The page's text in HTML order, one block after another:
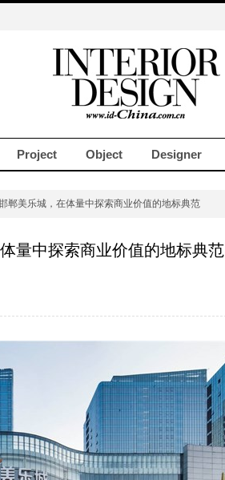
Project Object Designer
美乐城，在体量中探索商业价值的地标典范
量中探索商业价值的地标典范